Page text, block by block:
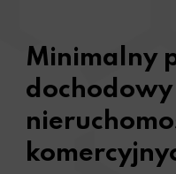
Minimalny
dochodowy